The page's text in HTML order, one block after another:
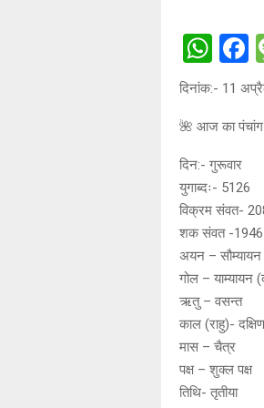
W
h
s
A
p
p
F
a
ce
b
o
k
दिनांक:- 11
🌺 आज का
दिन:- गुरूवार
युगाब्दः- 5126
विक्रम संवत-
शक संवत -1946
अयन – सौम्यायन
गोल – याम्यायन
ऋतु – वसन्त
काल (राहु)-
मास – चैत्र
पक्ष – शुक्ल पक्ष
तिथि- तृतीया